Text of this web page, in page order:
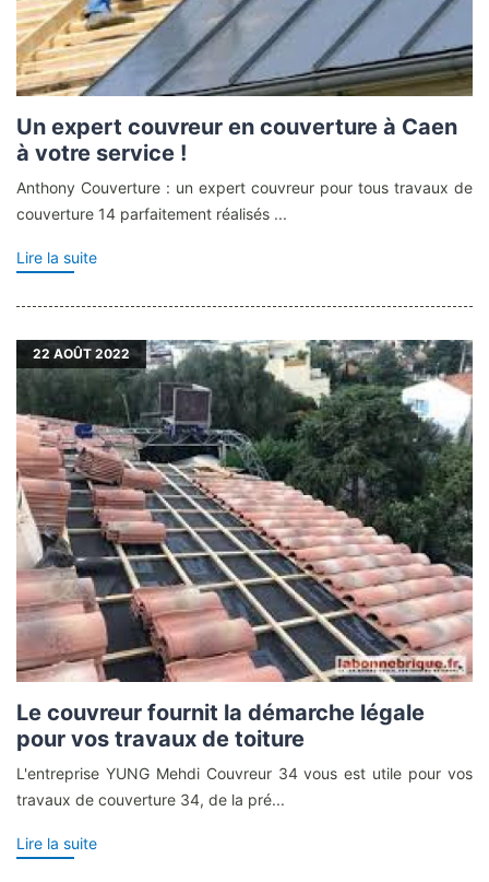
Un expert couvreur en couverture à Caen
à votre service !
Anthony Couverture : un expert couvreur pour tous travaux de
couverture 14 parfaitement réalisés ...
Lire la suite
22 AOÛT 2022
Le couvreur fournit la démarche légale
pour vos travaux de toiture
L'entreprise YUNG Mehdi Couvreur 34 vous est utile pour vos
travaux de couverture 34, de la pré...
Lire la suite